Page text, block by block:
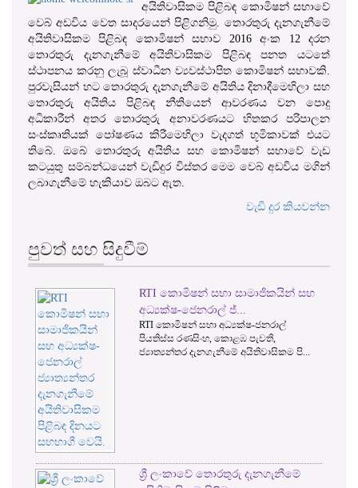
අයිතිවාසිකම පිළිබඳ කොමිෂන් සභාවේ
වෙබ් අඩවිය වෙත සාදරයෙන් පිළිගනිමු. තොරතුරු දැනගැනීමේ
අයිතිවාසිකම පිළිබඳ කොමිෂන් සභාව 2016 අංක 12 දරන
තොරතුරු දැනගැනීමේ අයිතිවාසිකම පිළිබඳ පනත යටතේ
ස්ථාපනය කරනු ලැබූ ස්වාධීන ව්‍යවස්ථාපිත කොමිෂන් සභාවකි.
පුරවැසියන් හට තොරතුරු දැනගැනීමේ අයිතිය දිනාදීමෙහිලා සහ
තොරතුරු අයිතිය පිළිබඳ නීතියෙන් ආවරණය වන පොදු
අධිකාරීන් අතර තොරතුරු අනාවරණයට හිතකර පරිපාලන
සංස්කෘතියක් පෝෂණය කිරීමෙහිලා වැදගත් භූමිකාවක් එයට
තිබේ. ඔබේ තොරතුරු අයිතිය සහ කොමිෂන් සභාවේ වැඩ
කටයුතු සම්බන්ධයෙන් වැඩිදුර විස්තර මෙම වෙබ් අඩවිය මගින්
ලබාගැනීමේ හැකියාව ඔබට ඇත.
වැඩි දුර කියවන්න
පුවත් සහ සිදුවීම්
1 2
සභා සාමාජිකයින් සහ
ජ්...
අධ්‍යක්ෂ-ජනරාල්
අයිතිවාසිකම පි...
තොරතුරු දැනගැනීමේ
වාර්තා
වගන්තිය ට අදාළ
වාර්තා කළමනාකරණය
වගන්තිය ට අදාළ කොමිෂන්
මාර්ගෝපදේශ පිළිබඳ
කොමිසමෙහි